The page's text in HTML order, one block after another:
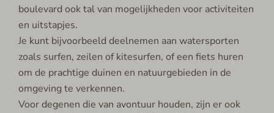
boulevard ook tal van mogelijkheden voor activiteiten
en uitstapjes.
Je kunt bijvoorbeeld deelnemen aan watersporten
zoals surfen, zeilen of kitesurfen, of een fiets huren
om de prachtige duinen en natuurgebieden in de
omgeving te verkennen.
Voor degenen die van avontuur houden, zijn er ook